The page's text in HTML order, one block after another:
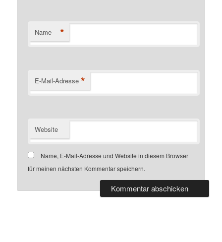
Name *
E-Mail-Adresse *
Website
Name, E-Mail-Adresse und Website in diesem Browser
für meinen nächsten Kommentar speichern.